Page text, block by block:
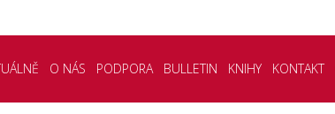
O NÁS PODPORA BULLETIN KNIHY KONTAKT